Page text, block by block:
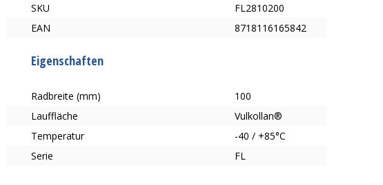
SKU
FL2810200
EAN
8718116165842
Eigenschaften
Radbreite (mm)
100
Lauffläche
Vulkollan®
Temperatur
-40 / +85°C
Serie
FL